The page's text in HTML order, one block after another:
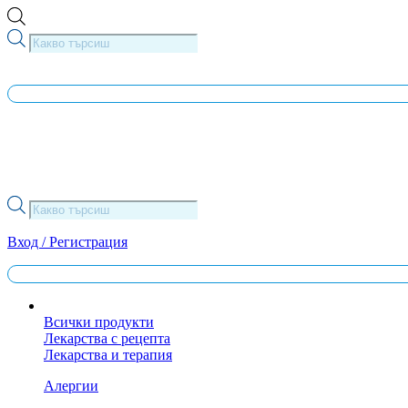
Skip
to
content
Products
search
Products
search
Вход / Регистрация
Всички продукти
Лекарства с рецепта
Лекарства и терапия
Алергии